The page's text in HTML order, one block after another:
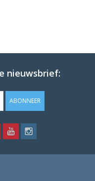
nieuwsbrief:
ABONNEER